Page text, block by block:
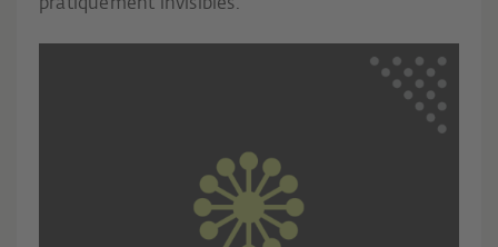
pratiquement invisibles.